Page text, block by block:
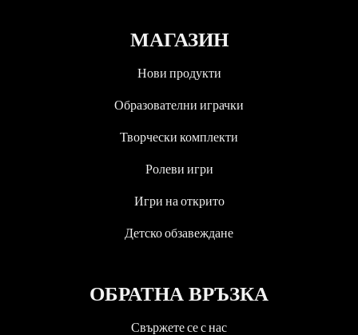
МАГАЗИН
Нови продукти
Образователни играчки
Творчески комплекти
Ролеви игри
Игри на открито
Детско обзавеждане
ОБРАТНА ВРЪЗКА
Свържете се с нас